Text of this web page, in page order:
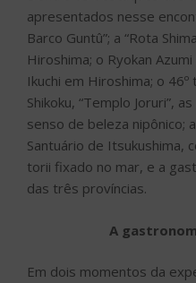
apresentados nesse
Barco Guntû”; a “Rota
Hiroshima; o Ryokan
Ikuchi em Hiroshima; o
Shikoku, “Templo Joruri”,
senso de beleza nipônico;
Santuário de Itsukushima,
torii fixado no mar, e a
das três províncias.
A
Em dois momentos da